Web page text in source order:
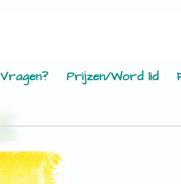
Vragen? Prijzen/Word lid